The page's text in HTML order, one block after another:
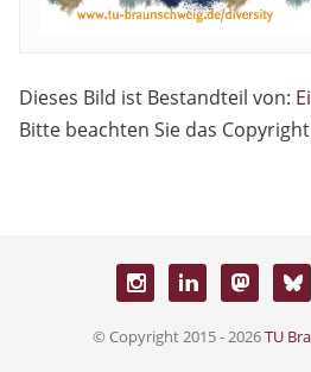
Dieses Bild ist Bestandteil von:
Bitte beachten Sie das
© Copyright 2015 - 2026TU